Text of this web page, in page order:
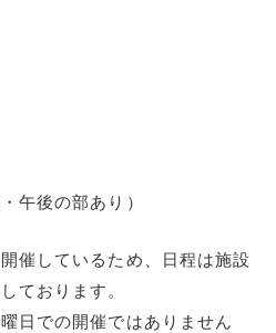
午後の部あり）
催しているため、日程は施設
ております。
日での開催ではありません